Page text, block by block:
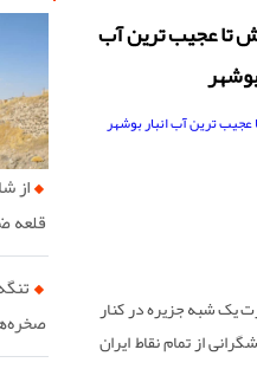
زیادی پیش
تا عجیب ترین آب
یک شبه جزیره در کنار
از تمام نقاط ایران
از
قلعه